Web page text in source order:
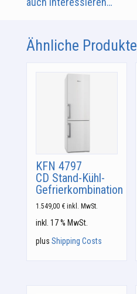
Ähnliche Produkte
KFN 4797
CD Stand-Kühl-
Gefrierkombination
1.549,00 € inkl. MwSt.
inkl. 17 % MwSt.
plus Shipping Costs